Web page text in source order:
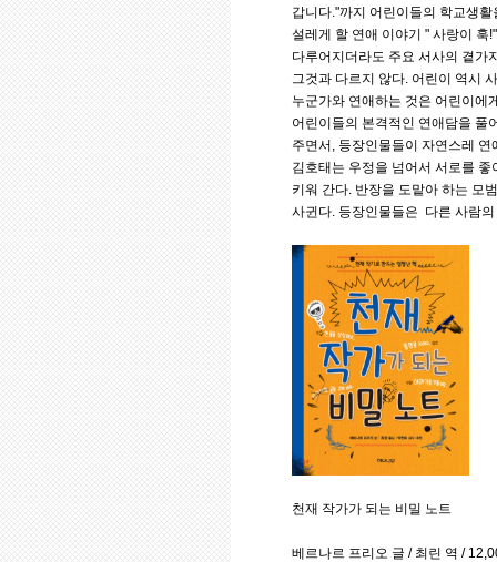
갑니다."까지 어린이들의 학교생
설레게 할 연애 이야기 " 사랑이 훅
다루어지더라도 주요 서사의 곁가
그것과 다르지 않다. 어린이 역시
누군가와 연애하는 것은 어린이에
어린이들의 본격적인 연애담을 풀
주면서, 등장인물들이 자연스레
김호태는 우정을 넘어서 서로를
키워 간다. 반장을 도맡아 하는 모
사귄다. 등장인물들은 다른 사람
천재 작가가 되는 비밀 노트
베르나르 프리오 글 / 최린 역 /